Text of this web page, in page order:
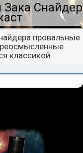
провальные
классикой